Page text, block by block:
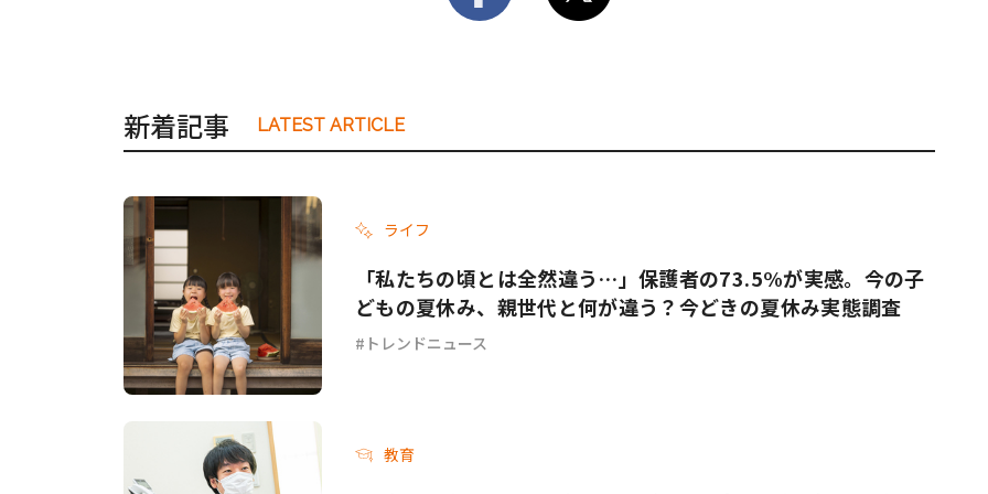
新着記事 LATEST ARTICLE
ライフ
「私たちの頃とは全然違う…」保護者の73.5%が実感。今の子
どもの夏休み、親世代と何が違う？今どきの夏休み実態調査
トレンドニュース
教育